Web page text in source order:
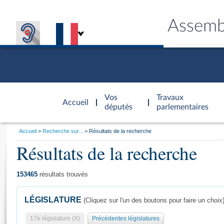
Accueil
d'accueil
Vos
députés
Travaux
parlementaires
Général
Vous
Accueil Recherche sur... Résultats de la recherche
Résultats de la recherche
153465 résultats trouvés
LÉGISLATURE (Cliquez sur l'un des boutons pour faire un choix)
17e législature (X) Précédentes législatures